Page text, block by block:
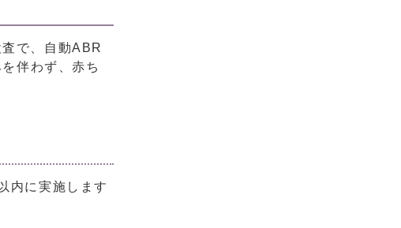
で、自動ABR
伴わず、赤ち
内に実施します